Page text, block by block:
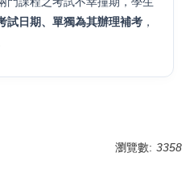
試日期、單獨為其辦理補考 ，
瀏覽數: 3358